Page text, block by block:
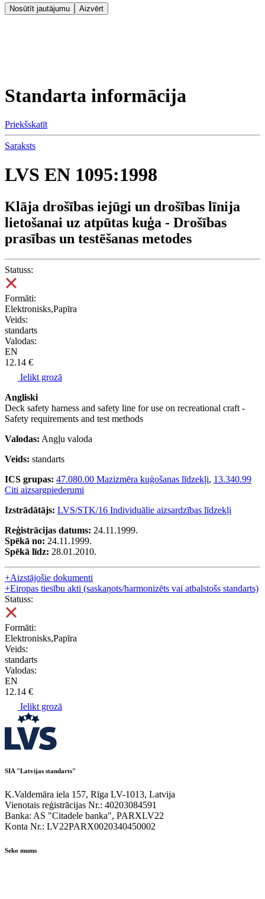
Nosūtīt jautājumu Aizvērt
Standarta informācija
Priekšskatīt
Saraksts
LVS EN 1095:1998
Klāja drošības iejūgi un drošības līnija
lietošanai uz atpūtas kuģa - Drošības
prasības un testēšanas metodes
Statuss:
Formāti:
Elektronisks,Papīra
Veids:
standarts
Valodas:
EN
12.14 €
Ielikt grozā
Angliski
Deck safety harness and safety line for use on recreational craft -
Safety requirements and test methods
Valodas: Angļu valoda
Veids: standarts
ICS grupas: 47.080.00 Mazizmēra kuģošanas līdzekļi, 13.340.99
Citi aizsargpiederumi
Izstrādātājs: LVS/STK/16 Individuālie aizsardzības līdzekļi
Reģistrācijas datums: 24.11.1999.
Spēkā no: 24.11.1999.
Spēkā līdz: 28.01.2010.
+Aizstājošie dokumenti
+Eiropas tiesību akti (saskaņots/harmonizēts vai atbalstošs standarts)
Statuss:
Formāti:
Elektronisks,Papīra
Veids:
standarts
Valodas:
EN
12.14 €
Ielikt grozā
SIA "Latvijas standarts"
K.Valdemāra iela 157, Rīga LV-1013, Latvija
Vienotais reģistrācijas Nr.: 40203084591
Banka: AS "Citadele banka", PARXLV22
Konta Nr.: LV22PARX0020340450002
Seko mums